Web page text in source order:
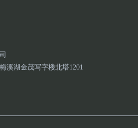
溪湖金茂写字楼北塔1201